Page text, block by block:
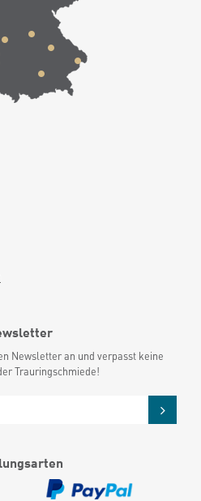
Newsletter an und verpasst keine
Trauringschmiede!